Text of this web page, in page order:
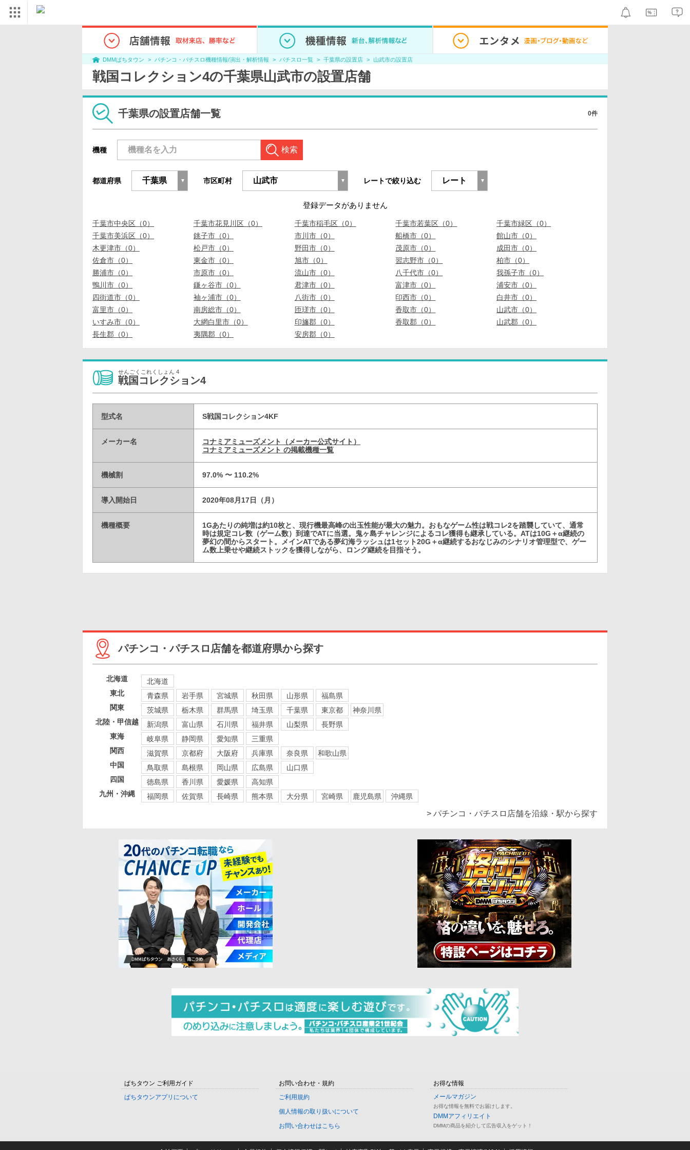
DMMぱちタウン パチンコ・パチスロ機種情報/演出・解析情報 パチスロ一覧 千葉県の設置店 山武市の設置店
戦国コレクション4の千葉県山武市の設置店舗
千葉県の設置店舗一覧 0件
機種 検索
都道府県 市区町村 レートで絞り込む
登録データがありません
千葉市中央区（0） 千葉市花見川区（0） 千葉市稲毛区（0） 千葉市若葉区（0）
千葉市緑区（0）
千葉市美浜区（0）
銚子市（0） 市川市（0） 船橋市（0）
館山市（0）
木更津市（0）
松戸市（0） 野田市（0） 茂原市（0）
成田市（0）
佐倉市（0）
東金市（0） 旭市（0） 習志野市（0）
柏市（0）
勝浦市（0）
市原市（0） 流山市（0） 八千代市（0）
我孫子市（0）
鴨川市（0）
鎌ヶ谷市（0） 君津市（0） 富津市（0）
浦安市（0）
四街道市（0）
袖ヶ浦市（0） 八街市（0） 印西市（0）
白井市（0）
富里市（0）
南房総市（0） 匝瑳市（0） 香取市（0）
山武市（0）
いすみ市（0）
大網白里市（0） 印旛郡（0） 香取郡（0）
山武郡（0）
長生郡（0）
夷隅郡（0） 安房郡（0）
せんごくこれくしょん 4
戦国コレクション4
型式名 S戦国コレクション4KF
メーカー名
コナミアミューズメント（メーカー公式サイト）
コナミアミューズメント の掲載機種一覧
機械割 97.0% 〜 110.2%
導入開始日 2020年08月17日（月）
機種概要
1Gあたりの純増は約10枚と、現行機最高峰の出玉性能が最大の魅力。おもなゲーム性は戦コレ2を踏襲していて、通常
時は規定コレ数（ゲーム数）到達でATに当選。鬼ヶ島チャレンジによるコレ獲得も継承している。ATは10G＋α継続の
夢幻の間からスタート。メインATである夢幻海ラッシュは1セット20G＋α継続するおなじみのシナリオ管理型で、ゲー
ム数上乗せや継続ストックを獲得しながら、ロング継続を目指そう。
パチンコ・パチスロ店舗を都道府県から探す
北海道
北海道
東北
青森県 岩手県 宮城県 秋田県 山形県
福島県
関東
茨城県 栃木県 群馬県 埼玉県 千葉県 東京都
神奈川県
北陸・甲信越
新潟県 富山県 石川県 福井県 山梨県
長野県
東海
岐阜県 静岡県 愛知県
三重県
関西
滋賀県 京都府 大阪府 兵庫県 奈良県
和歌山県
中国
鳥取県 島根県 岡山県 広島県
山口県
四国
徳島県 香川県 愛媛県
高知県
九州・沖縄
福岡県 佐賀県 長崎県 熊本県 大分県 宮崎県 鹿児島県 沖縄県
> パチンコ・パチスロ店舗を沿線・駅から探す
ぱちタウン ご利用ガイド
ぱちタウンアプリについて
お問い合わせ・規約
ご利用規約
個人情報の取り扱いについて
お問い合わせはこちら
お得な情報
メールマガジン
お得な情報を無料でお届けします。
DMMアフィリエイト
DMMの商品を紹介して広告収入をゲット！